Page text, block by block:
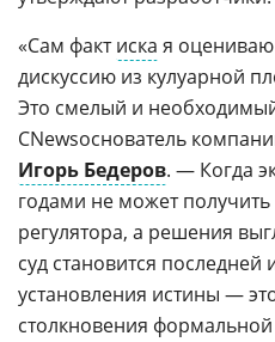
«Сам фактиска я оцениваю
дискуссию из кулуарной
Это смелый и
CNewsоснователь
Игорь Бедеров. — Когда
годами не может получить
регулятора, а решения
суд становится последней
установления истины —
столкновения